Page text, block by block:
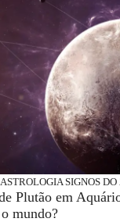
ASTROLOGIA SIGNOS
Plutão em
mundo?